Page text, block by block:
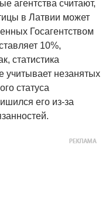
агентства считают,
в Латвии может
Госагентством
10%,
статистика
учитывает незанятых
статуса
его из-за